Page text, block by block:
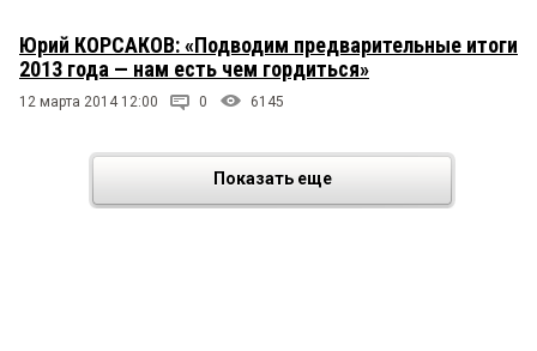
СТИЛЬ ЖИЗНИ
Юрий КОРСАКОВ: «Подводим предварительные итоги
2013 года — нам есть чем гордиться»
12 марта 2014 12:00 0 6145
Показать еще